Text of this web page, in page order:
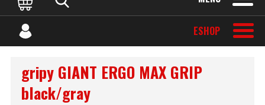
ESHOP
gripy GIANT ERGO MAX GRIP
black/gray